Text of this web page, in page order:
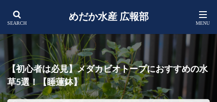
めだか水産 広報部
【初心者は必見】メダカビオトープにおすすめの水
草5選！【睡蓮鉢】